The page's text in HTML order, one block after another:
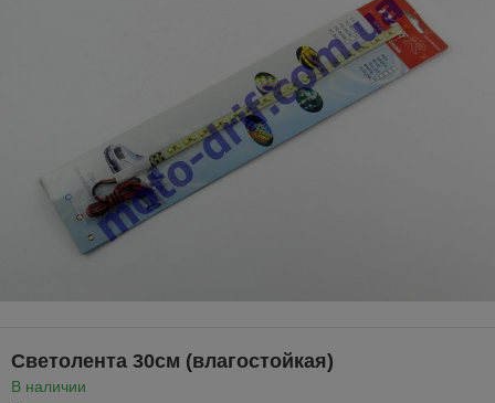
Светолента 30см (влагостойкая)
В наличии